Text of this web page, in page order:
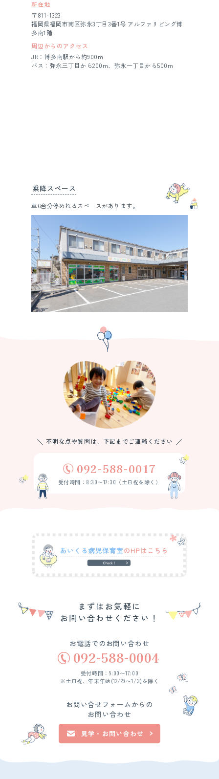
所在地
〒811-1323
福岡県福岡市南区弥永3丁目3番1号 アルファリビング博
多南1階
周辺からのアクセス
JR：博多南駅から約900m
バス：弥永三丁目から200m、弥永一丁目から500m
乗降スペース
車6台分停めれるスペースがあります。
不明な点や質問は、下記までご連絡ください
092-588-0017
受付時間：8:30〜17:30（土日祝を除く）
まずはお気軽に
お問い合わせください！
お電話でのお問い合わせ
092-588-0004
受付時間：9:00〜17:00
※土日祝、年末年始(12/29〜1/3)を除く
お問い合せフォームからの
お問い合わせ
見学・お問い合わせ